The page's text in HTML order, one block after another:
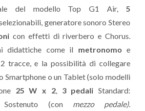
KORG C1Air Digital Piano - Sound Show Parte Seconda 161
SoundShow - Parte Terza 246
del modello Top G1 Air, 5
generatore sonoro Stereo
con effetti di riverbero e Chorus.
didattiche come il metronomo e
tracce, e la possibilità di collegare
Smartphone o un Tablet (solo modelli
25 W x 2, 3 pedali Standard:
Sostenuto (con mezzo pedale).